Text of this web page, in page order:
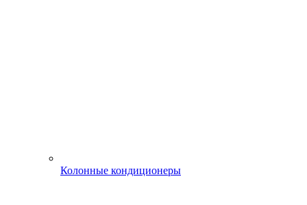
Колонные кондиционеры